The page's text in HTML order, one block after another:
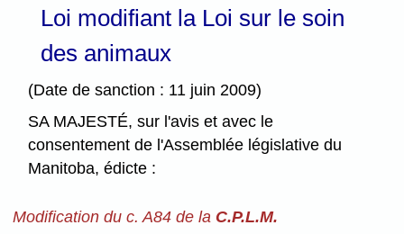
Loi modifiant la Loi sur le soin
des animaux
(Date de sanction : 11 juin 2009)
SA MAJESTÉ, sur l'avis et avec le
consentement de l'Assemblée législative du
Manitoba, édicte :
Modification du c. A84 de la C.P.L.M.